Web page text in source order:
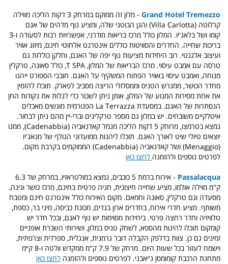
Grand Hotel Tremezzo -
מלון זה ממוקם במרחק 3 דקות הליכה מווילה
קרלוטה (Villa Carlotta) והגן הבוטני שלה, ומציע נוף מדהים של אגם
קומו ושל בלאג'יו. המלון כולל מרכז בריאות מודרני, אפשרויות רבות לסעודה ו-3
בריכות שחייה. החדרים והסוויטות כוללים אינטרנט אלחוטי חינם, מיזוג אוויר
ועיצוב אלגנטי. רוב היחידות מציעות נוף יפה של האגם, וחלקן כוללות גם
טרסה עם אמבט עיסוי. מרכז הבריאות של המלון, T SPA, כולל סאונה, טרקלין
מנוחה, ואמבט עיסוי באוויר הפתוח המשקיף על האגם. חובבי הספורט ייהנו
מחדר הכושר, ממגרש הטניס וממסלולי הריצה מסביב לפארק. תוכלו להזמין
את אחת מסירות המנוע של המלון, אותן ניתן לשכור כדי לגלות את נקודות החן
הנסתרות של האגם. במסעדת La Terrazza הפנורמית מוגשים מאכלים
איטלקיים משובחים. יש במלון גם מספר טרקלינים וברי-יין מהם ניתן לבחור.
נמצא בטרמצו, מרוחק 5 דקות הליכה מנמל קאדנאביה (Cadenabbia), ממנו
יוצאים טיולי שיט לאורך האגם. תוכלו ליהנות ממועדוני הגולף של מנאג'יו
(Menaggio) ושל קאדנאביה (Cadenabbia) הממוקמים בקרבת מקום.
לפרטים נוספים ולהזמנה לחצו כאן
Passalacqua -
אירוח ברמת 5 כוכבים, נמצא במולטראזיו, במרחק של 6.3
ק''מ מוילה אולמו, מציע שחייה חיצונית, חניה פרטית בחינם, מרכז כושר וגינה,
מסעדה וגם טרקלין, סאונה וחמאם. מקום האירוח כולל אינטרנט חינם ומטבח
משותף. מציע חדרי אירוח, בחדרים ארון בגדים, מכונת כביסה, מיני בר, כספת,
טלוויזיה וחדר רחצה פרטי. ביחידות מסוימות יש נוף לאגם, ובכל חדר יש
קומקום תוכלו להינות מהספא, לשחק טניס במלון, ושירותי השכרת אופניים
זמינים גם כן. צוות בדלפק הקבלה דובר גרמנית, אנגלית, ספרדית וצרפתית,
וישמח לעזור בכל שעות היום. מרחק של 7.9 ק''מ ממקדש וולטה ו-8 ק״מ
מתחנת הרכבת קומומסן ג'יאבני. לפרטים נוספים ולהזמנה לחצו כאן